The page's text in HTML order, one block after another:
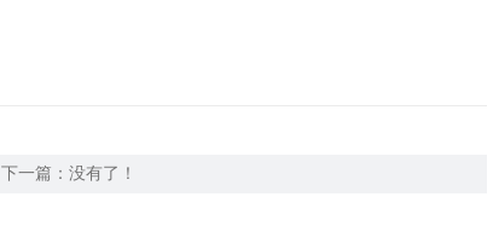
下一篇：没有了！